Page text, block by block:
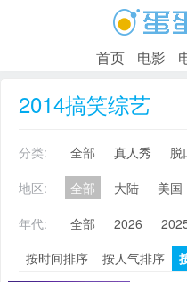
首页 电影
2014搞笑综艺
分类: 全部 真人秀 脱
地区:
全部 大陆 美国
年代:
全部 2026
按时间排序
按人气排序